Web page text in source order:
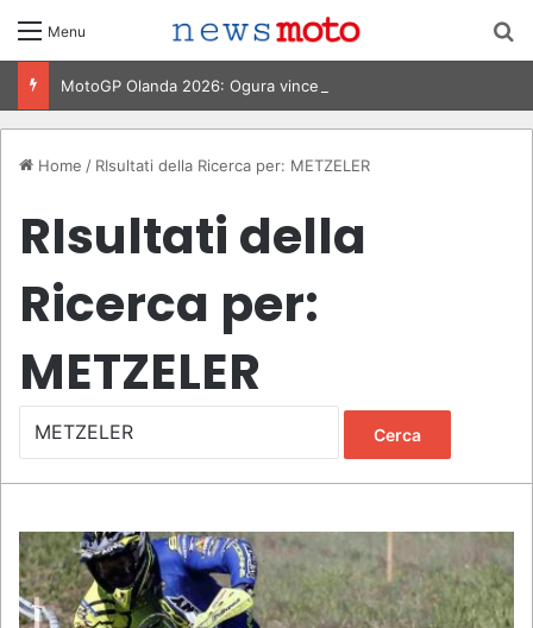
Menu
Home / RIsultati della Ricerca per: METZELER
RIsultati della
Ricerca per:
METZELER
c
a
p
e